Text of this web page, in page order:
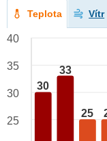
Teplota Vítr
30
33
25
40
35
30
25